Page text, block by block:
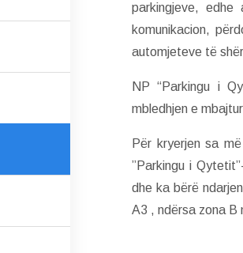
parkingjeve,
komunikacion,
automjeteve të
NP “Parkingu i
mbledhjen e
Për kryerjen sa
”Parkingu i
dhe ka bërë
A3 , ndërsa zona B